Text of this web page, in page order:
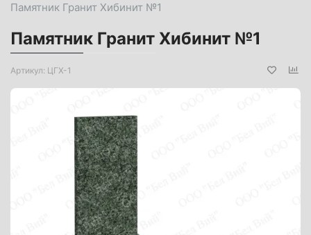
Памятник Гранит Хибинит №1
Памятник Гранит Хибинит №1
Артикул: ЦГХ-1